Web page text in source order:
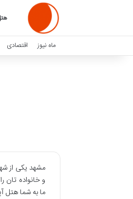
ماه نیوز اقتصادی
مشهد یکی از
و خانواده تان
ما به شما هتل